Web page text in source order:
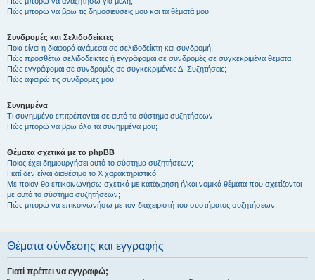
Πώς μπορώ να βρω τις δημοσιεύσεις μου και τα θέματά μου;
Συνδρομές και Σελιδοδείκτες
Ποια είναι η διαφορά ανάμεσα σε σελιδοδείκτη και συνδρομή;
Πώς προσθέτω σελιδοδείκτες ή εγγράφομαι σε συνδρομές σε συγκεκριμένα θέματα;
Πώς εγγράφομαι σε συνδρομές σε συγκεκριμένες Δ. Συζητήσεις;
Πώς αφαιρώ τις συνδρομές μου;
Συνημμένα
Τι συνημμένα επιτρέπονται σε αυτό το σύστημα συζητήσεων;
Πώς μπορώ να βρω όλα τα συνημμένα μου;
Θέματα σχετικά με το phpBB
Ποιος έχει δημιουργήσει αυτό το σύστημα συζητήσεων;
Γιατί δεν είναι διαθέσιμο το Χ χαρακτηριστικό;
Με ποιον θα επικοινωνήσω σχετικά με κατάχρηση ή/και νομικά θέματα που σχετίζονται
με αυτό το σύστημα συζητήσεων;
Πώς μπορώ να επικοινωνήσω με τον διαχειριστή του συστήματος συζητήσεων;
Θέματα σύνδεσης και εγγραφής
Γιατί πρέπει να εγγραφώ;